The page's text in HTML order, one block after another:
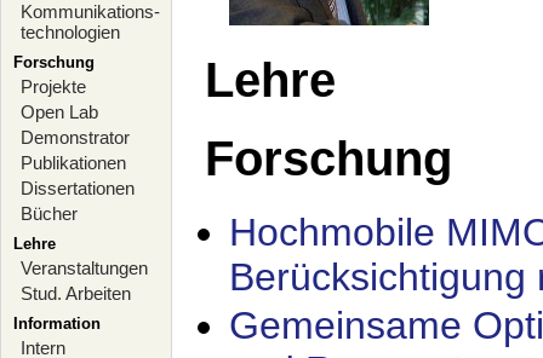
Kommunikations-
technologien
Forschung
Projekte
Open Lab
Demonstrator
Publikationen
Dissertationen
Bücher
Lehre
Veranstaltungen
Stud. Arbeiten
Information
Intern
Lehre
Forschung
Hochmobile
Berücksichtigung
Gemeinsame